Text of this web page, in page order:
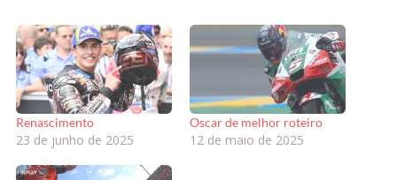
Renascimento
23 de junho de 2025
Oscar de melhor roteiro
12 de maio de 2025